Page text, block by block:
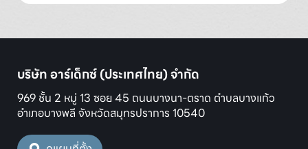
บริษัท อาร์เด็กซ์ (ประเทศไทย) จำกัด
969 ชั้น 2 หมู่ 13 ซอย 45 ถนนบางนา-ตราด ตำบลบางแก้ว
อำเภอบางพลี จังหวัดสมุทรปราการ 10540